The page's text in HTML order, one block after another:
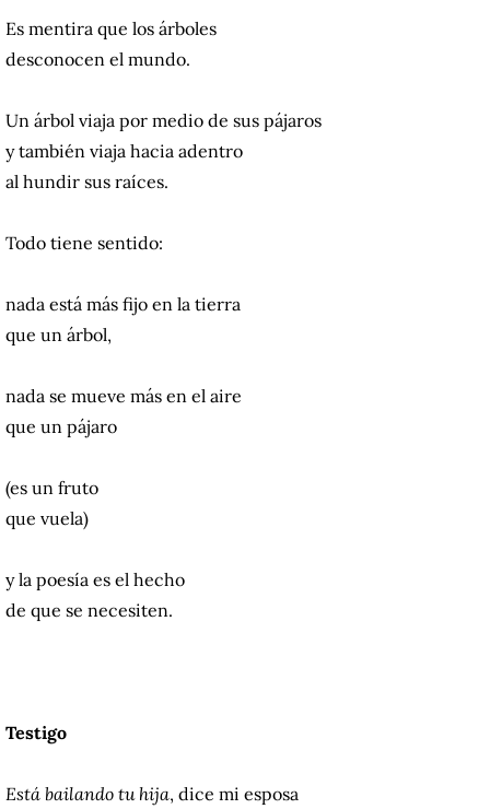
Es mentira que los árboles
desconocen el mundo.
Un árbol viaja por medio de sus pájaros
y también viaja hacia adentro
al hundir sus raíces.
Todo tiene sentido:
nada está más fijo en la tierra
que un árbol,
nada se mueve más en el aire
que un pájaro
(es un fruto
que vuela)
y la poesía es el hecho
de que se necesiten.
Testigo
Está bailando tu hija, dice mi esposa